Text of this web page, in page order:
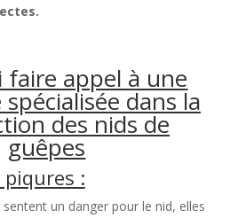
faire appel à une
dans la
des nids de
guêpes
piqures :
un danger pour le nid, elles